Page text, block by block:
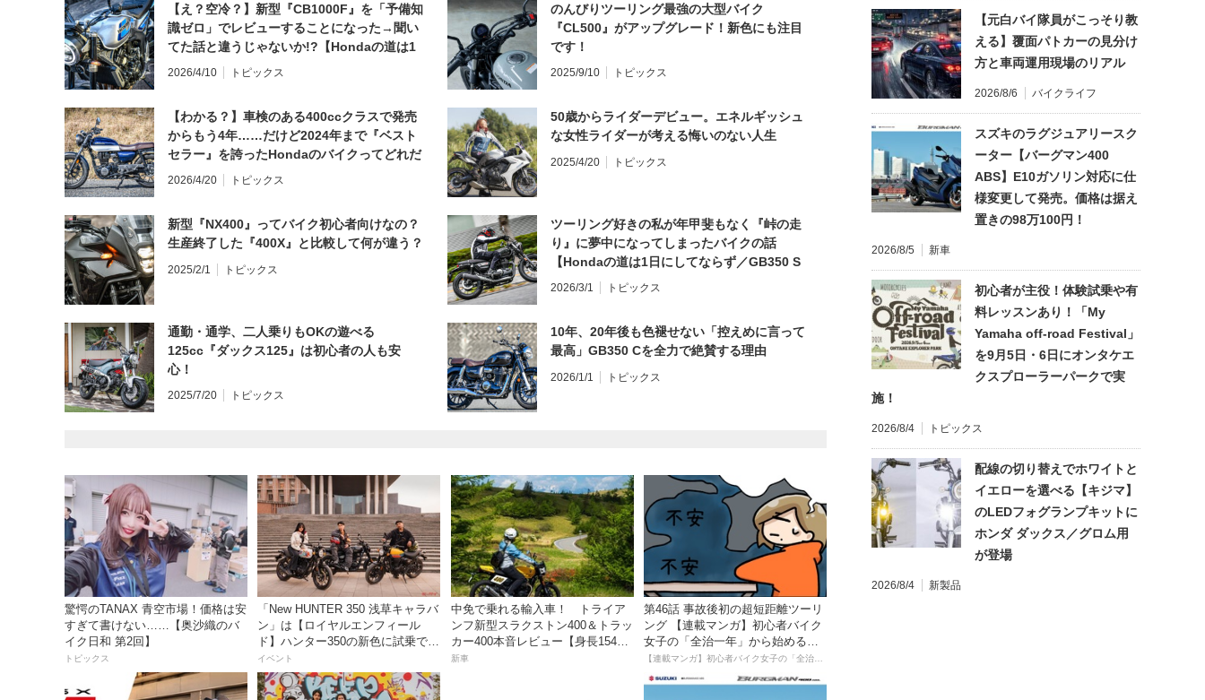
【え？空冷？】新型『CB1000F』を「予備知
識ゼロ」でレビューすることになった→聞い
てた話と違うじゃないか!?【Hondaの道は1
日にしてならず／CB1000F ①第一印象 編】
2026/4/10 トピックス
のんびりツーリング最強の大型バイク
『CL500』がアップグレード！新色にも注目
です！
2025/9/10 トピックス
【わかる？】車検のある400ccクラスで発売
からもう4年……だけど2024年まで『ベスト
セラー』を誇ったHondaのバイクってどれだ
と思う？
2026/4/20 トピックス
50歳からライダーデビュー。エネルギッシュ
な女性ライダーが考える悔いのない人生
2025/4/20 トピックス
新型『NX400』ってバイク初心者向けなの？
生産終了した『400X』と比較して何が違う？
2025/2/1 トピックス
ツーリング好きの私が年甲斐もなく『峠の走
り』に夢中になってしまったバイクの話
【Hondaの道は1日にしてならず／GB350 S
インプレ・レビュー 前編】
2026/3/1 トピックス
通勤・通学、二人乗りもOKの遊べる
125cc『ダックス125』は初心者の人も安
心！
2025/7/20 トピックス
10年、20年後も色褪せない「控えめに言って
最高」GB350 Cを全力で絶賛する理由
2026/1/1 トピックス
驚愕のTANAX 青空市場！価格は安
すぎて書けない……【奥沙織のバ
イク日和 第2回】
トピックス
「New HUNTER 350 浅草キャラバ
ン」は【ロイヤルエンフィール
ド】ハンター350の新色に試乗でき
るチャンス！
イベント
中免で乗れる輸入車！ トライア
ンフ新型スラクストン400＆トラッ
カー400本音レビュー【身長154cm
の足着きは？】
新車
第46話 事故後初の超短距離ツーリ
ング 【連載マンガ】初心者バイク
女子の「全治一年」から始める起
死回生日記
【連載マンガ】初心者バイク女子の「全治一年」から始める起死回生日記
【元白バイ隊員がこっそり教
える】覆面パトカーの見分け
方と車両運用現場のリアル
2026/8/6 バイクライフ
スズキのラグジュアリースク
ーター【バーグマン400
ABS】E10ガソリン対応に仕
様変更して発売。価格は据え
置きの98万100円！
2026/8/5 新車
初心者が主役！体験試乗や有
料レッスンあり！「My
Yamaha off-road Festival」
を9月5日・6日にオンタケエ
クスプローラーパークで実
施！
2026/8/4 トピックス
配線の切り替えでホワイトと
イエローを選べる【キジマ】
のLEDフォグランプキットに
ホンダ ダックス／グロム用
が登場
2026/8/4 新製品